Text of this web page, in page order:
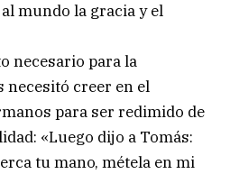
mundo la gracia y el
necesario para la
necesitó creer en el
para ser redimido de
«Luego dijo a Tomás:
tu mano, métela en mi